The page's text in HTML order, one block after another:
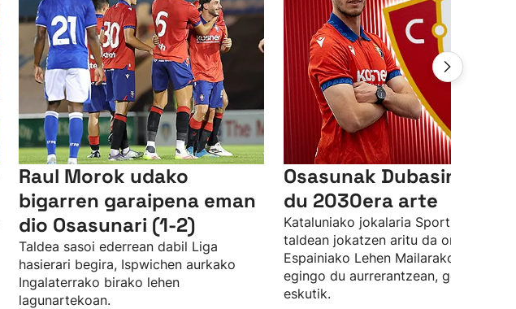
Raul Morok udako
bigarren garaipena eman
dio Osasunari (1-2)
Taldea sasoi ederrean dabil Liga
hasierari begira, Ispwichen aurkako
Ingalaterrako birako lehen
lagunartekoan.
Osasunak Dubasin
du 2030era arte
Kataluniako jokalaria Sporting Gijon
taldean jokatzen aritu da orain arte,
Espainiako Lehen Mailarako aldaketa
egingo du aurrerantzean, gorritxoen
eskutik.